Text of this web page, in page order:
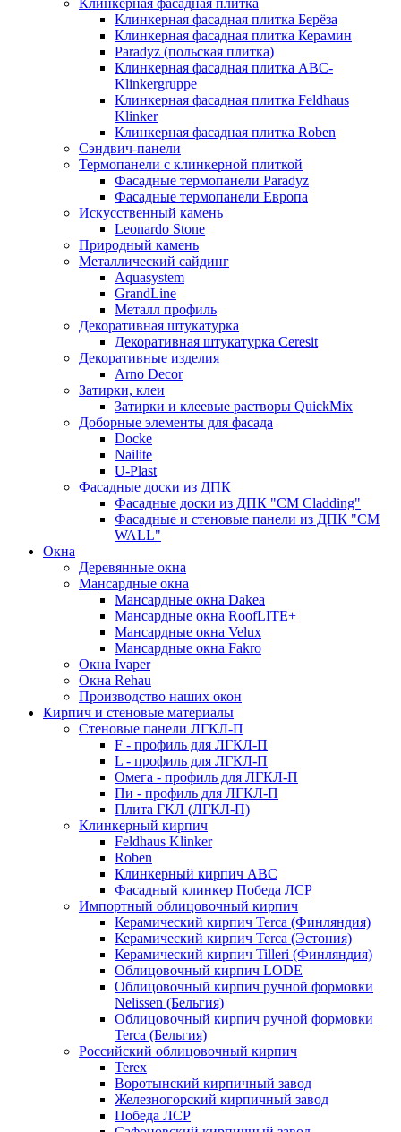
Клинкерная фасадная плитка
Клинкерная фасадная плитка Берёза
Клинкерная фасадная плитка Керамин
Paradyz (польская плитка)
Клинкерная фасадная плитка ABC-
Klinkergruppe
Клинкерная фасадная плитка Feldhaus
Klinker
Клинкерная фасадная плитка Roben
Сэндвич-панели
Термопанели с клинкерной плиткой
Фасадные термопанели Paradyz
Фасадные термопанели Европа
Искусственный камень
Leonardo Stone
Природный камень
Металлический сайдинг
Aquasystem
GrandLine
Металл профиль
Декоративная штукатурка
Декоративная штукатурка Ceresit
Декоративные изделия
Arno Decor
Затирки, клеи
Затирки и клеевые растворы QuickMix
Доборные элементы для фасада
Docke
Nailite
U-Plast
Фасадные доски из ДПК
Фасадные доски из ДПК "CM Cladding"
Фасадные и стеновые панели из ДПК "CM
WALL"
Окна
Деревянные окна
Мансардные окна
Мансардные окна Dakea
Мансардные окна RoofLITE+
Мансардные окна Velux
Мансардные окна Fakro
Окна Ivaper
Окна Rehau
Производство наших окон
Кирпич и стеновые материалы
Стеновые панели ЛГКЛ-П
F - профиль для ЛГКЛ-П
L - профиль для ЛГКЛ-П
Омега - профиль для ЛГКЛ-П
Пи - профиль для ЛГКЛ-П
Плита ГКЛ (ЛГКЛ-П)
Клинкерный кирпич
Feldhaus Klinker
Roben
Клинкерный кирпич ABC
Фасадный клинкер Победа ЛСР
Импортный облицовочный кирпич
Керамический кирпич Terca (Финляндия)
Керамический кирпич Terca (Эстония)
Керамический кирпич Tilleri (Финляндия)
Облицовочный кирпич LODE
Облицовочный кирпич ручной формовки
Nelissen (Бельгия)
Облицовочный кирпич ручной формовки
Terca (Бельгия)
Российский облицовочный кирпич
Terex
Воротынский кирпичный завод
Железногорский кирпичный завод
Победа ЛСР